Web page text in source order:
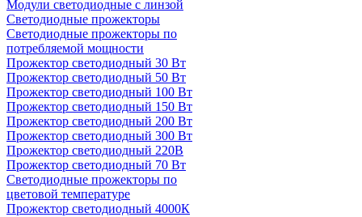
Модули светодиодные с линзой
Светодиодные прожекторы
Светодиодные прожекторы по
потребляемой мощности
Прожектор светодиодный 30 Вт
Прожектор светодиодный 50 Вт
Прожектор светодиодный 100 Вт
Прожектор светодиодный 150 Вт
Прожектор светодиодный 200 Вт
Прожектор светодиодный 300 Вт
Прожектор светодиодный 220В
Прожектор светодиодный 70 Вт
Светодиодные прожекторы по
цветовой температуре
Прожектор светодиодный 4000К